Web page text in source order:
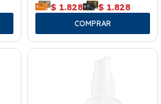
$ 1.828 $ 1.828